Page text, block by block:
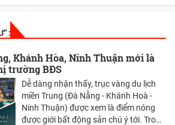
" :
Khánh Hòa, Ninh Thuận mới là
trường BĐS
Dễ dàng nhận thấy, trục vàng du lịch
miền Trung (Đà Nẵng - Khánh Hoà -
Ninh Thuận) được xem là điểm nóng
được giới bất động sản chú ý tới. Trong